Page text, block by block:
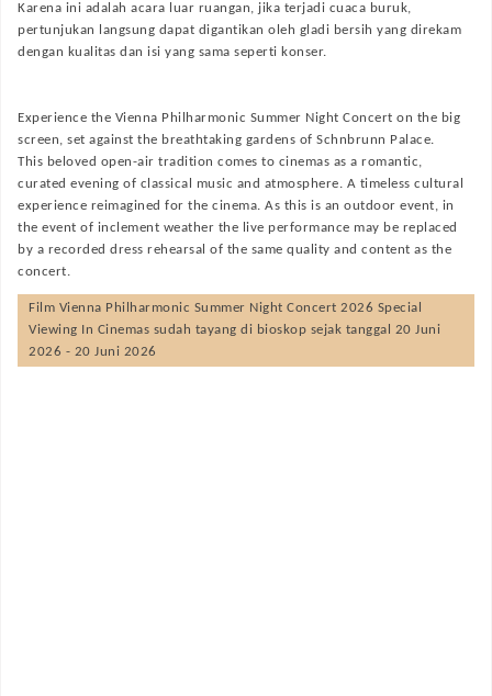
Karena ini adalah acara luar ruangan, jika terjadi cuaca buruk,
pertunjukan langsung dapat digantikan oleh gladi bersih yang direkam
dengan kualitas dan isi yang sama seperti konser.
Experience the Vienna Philharmonic Summer Night Concert on the big
screen, set against the breathtaking gardens of Schnbrunn Palace.
This beloved open-air tradition comes to cinemas as a romantic,
curated evening of classical music and atmosphere. A timeless cultural
experience reimagined for the cinema. As this is an outdoor event, in
the event of inclement weather the live performance may be replaced
by a recorded dress rehearsal of the same quality and content as the
concert.
Film Vienna Philharmonic Summer Night Concert 2026 Special
Viewing In Cinemas sudah tayang di bioskop sejak tanggal 20 Juni
2026 - 20 Juni 2026